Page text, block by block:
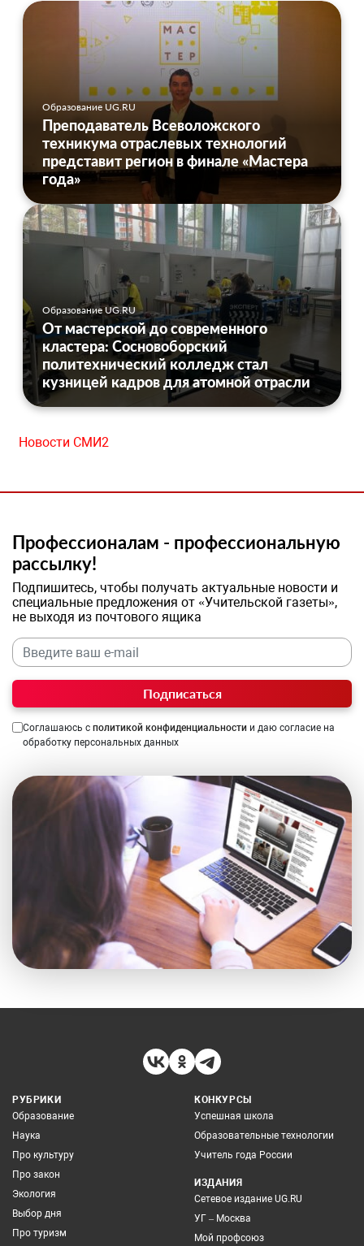
Образование UG.RU
Преподаватель Всеволожского
техникума отраслевых технологий
представит регион в финале «Мастера
года»
Образование UG.RU
От мастерской до современного
кластера: Сосновоборский
политехнический колледж стал
кузницей кадров для атомной отрасли
Новости СМИ2
Профессионалам - профессиональную
рассылку!
Подпишитесь, чтобы получать актуальные новости и
специальные предложения от «Учительской газеты»,
не выходя из почтового ящика
Подписаться
Соглашаюсь с политикой конфиденциальности и даю согласие на
обработку персональных данных
РУБРИКИ
Образование
Наука
Про культуру
Про закон
Экология
Выбор дня
Про туризм
КОНКУРСЫ
Успешная школа
Образовательные технологии
Учитель года России
ИЗДАНИЯ
Сетевое издание UG.RU
УГ – Москва
Мой профсоюз